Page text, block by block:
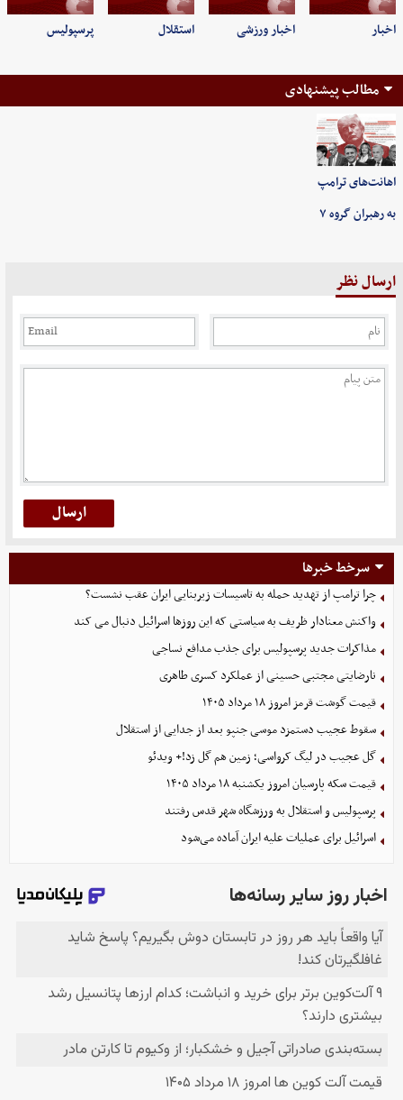
اخبار اخبار ورزشی استقلال پرسپولیس
مطالب پیشنهادی
اهانت‌های ترامپ
به رهبران گروه ۷
ارسال نظر
سرخط خبرها
چرا ترامپ از تهدید حمله به تاسیسات زیربنایی ایران عقب نشست؟
واکنش معنادار ظریف به سیاستی که این روزها اسرائیل دنبال می کند
مذاکرات جدید پرسپولیس برای جذب مدافع نساجی
نارضایتی مجتبی حسینی از عملکرد کسری طاهری
قیمت گوشت قرمز امروز ۱۸ مرداد ۱۴۰۵
سقوط عجیب دستمزد موسی جنپو بعد از جدایی از استقلال
گل عجیب در لیگ کرواسی؛ زمین هم گل زد!+ ویدئو
قیمت سکه پارسیان امروز یکشنبه ۱۸ مرداد ۱۴۰۵
پرسپولیس و استقلال به ورزشگاه شهر قدس رفتند
اسرائیل برای عملیات علیه ایران آماده می‌شود